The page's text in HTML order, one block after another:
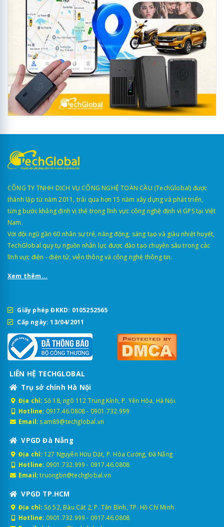
CÔNG TY TNHH DỊCH VỤ CÔNG NGHỆ TOÀN CẦU (TechGlobal) được
thành lập từ năm 2011, trải qua hơn 15 năm xây dựng và phát triển,
từng bước khẳng định vị thế trong lĩnh vực công nghệ định vị GPS tại Việt
Nam.
Với đội ngũ gần 60 nhân sự trẻ, năng động, sáng tạo và giàu nhiệt huyết,
TechGlobal quy tụ nguồn nhân lực được đào tạo chuyên sâu trong các
lĩnh vực điện - điện tử, viễn thông và công nghệ thông tin.
Xem thêm...
Giấy phép ĐKKD: 0105252565
Cấp ngày: 13/04/2011
LIÊN HỆ TECHGLOBAL
Trụ sở chính Hà Nội
Địa chỉ: Số 18, ngõ 112 Trung Kính, P. Yên Hòa, Hà Nội.
Hotline: 0917.46.0808- 0901.732.999
Email: sam89@techglobal.vn
VPGD Đà Nẵng
Địa chỉ: 127 Nguyễn Hữu Dật, P. Hòa Cường, Đà Nẵng
Hotline: 0901.732.999 - 0917.46.0808
Email: truongbn@techglobal.vn
VPGD TP.HCM
Địa chỉ: Số 52, Bàu Cát 2, P. Tân Bình, TP. Hồ Chí Minh
Hotline: 0901.732.999 - 0917.46.0808